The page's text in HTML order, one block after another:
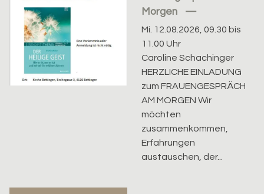
Morgen
Mi. 12.08.2026, 09.30 bis
11.00 Uhr
Caroline Schachinger
HERZLICHE EINLADUNG
zum FRAUENGESPRÄCH
AM MORGEN Wir
möchten
zusammenkommen,
Erfahrungen
austauschen, der...